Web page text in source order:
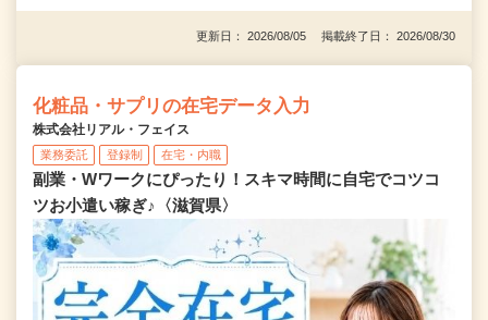
更新日： 2026/08/05 掲載終了日： 2026/08/30
化粧品・サプリの在宅データ入力
株式会社リアル・フェイス
業務委託 登録制 在宅・内職
副業・Wワークにぴったり！スキマ時間に自宅でコツコ
ツお小遣い稼ぎ♪〈滋賀県〉